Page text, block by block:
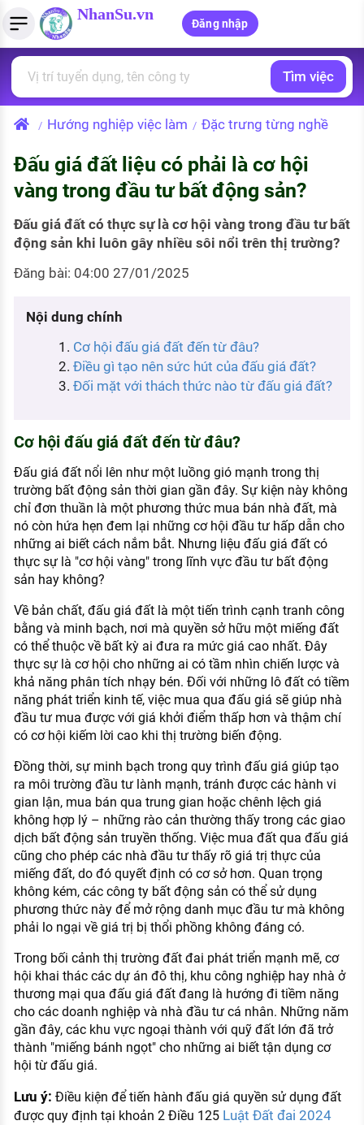
NhanSu.vn
Đăng nhập
Tìm việc làm
Việc làm ngành luật
Việc làm lương cao
Việc làm tốt nhất
CÔNG TY
Nhà tuyển dụng hàng đầu
Quản lý CV
Tải CV lên
Tạo CV trực tuyến
Mẫu CV đơn giản
Tính lương Gross - Net
Tính thuế thu nhập cá nhân
Tính trợ cấp thất nghiệp
PHÁP LUẬT VIỆT NAM
Văn bản pháp luật
PHÁP LUẬT LAO ĐỘNG
Lao động và tiền lương
Bảo hiểm và phúc lợi
Thuế thu nhập
Hồ sơ biểu mẫu
Chính sách lao động
KHÁM PHÁ NGHỀ NGHIỆP
Kỹ năng nghề nghiệp
HƯỚNG NGHIỆP VIỆC LÀM
Đặc trưng từng nghề
Xu hướng việc làm
XÂY DỰNG VÀ PHÁT TRIỂN ĐỘI NGŨ
NHÂN SỰ
TUYỂN DỤNG VIỆC LÀM
Tìm việc
/ Hướng nghiệp việc làm / Đặc trưng từng nghề
Đấu giá đất liệu có phải là cơ hội
vàng trong đầu tư bất động sản?
Đấu giá đất có thực sự là cơ hội vàng trong đầu tư bất
động sản khi luôn gây nhiều sôi nổi trên thị trường?
Đăng bài: 04:00 27/01/2025
Nội dung chính
Cơ hội đấu giá đất đến từ đâu?
Điều gì tạo nên sức hút của đấu giá đất?
Đối mặt với thách thức nào từ đấu giá đất?
Cơ hội đấu giá đất đến từ đâu?
Đấu giá đất nổi lên như một luồng gió mạnh trong thị
trường bất động sản thời gian gần đây. Sự kiện này không
chỉ đơn thuần là một phương thức mua bán nhà đất, mà
nó còn hứa hẹn đem lại những cơ hội đầu tư hấp dẫn cho
những ai biết cách nắm bắt. Nhưng liệu đấu giá đất có
thực sự là "cơ hội vàng" trong lĩnh vực đầu tư bất động
sản hay không?
Về bản chất, đấu giá đất là một tiến trình cạnh tranh công
bằng và minh bạch, nơi mà quyền sở hữu một miếng đất
có thể thuộc về bất kỳ ai đưa ra mức giá cao nhất. Đây
thực sự là cơ hội cho những ai có tầm nhìn chiến lược và
khả năng phân tích nhạy bén. Đối với những lô đất có tiềm
năng phát triển kinh tế, việc mua qua đấu giá sẽ giúp nhà
đầu tư mua được với giá khởi điểm thấp hơn và thậm chí
có cơ hội kiếm lời cao khi thị trường biến động.
Đồng thời, sự minh bạch trong quy trình đấu giá giúp tạo
ra môi trường đầu tư lành mạnh, tránh được các hành vi
gian lận, mua bán qua trung gian hoặc chênh lệch giá
không hợp lý – những rào cản thường thấy trong các giao
dịch bất động sản truyền thống. Việc mua đất qua đấu giá
cũng cho phép các nhà đầu tư thấy rõ giá trị thực của
miếng đất, do đó quyết định có cơ sở hơn. Quan trọng
không kém, các công ty bất động sản có thể sử dụng
phương thức này để mở rộng danh mục đầu tư mà không
phải lo ngại về giá trị bị thổi phồng không đáng có.
Trong bối cảnh thị trường đất đai phát triển mạnh mẽ, cơ
hội khai thác các dự án đô thị, khu công nghiệp hay nhà ở
thương mại qua đấu giá đất đang là hướng đi tiềm năng
cho các doanh nghiệp và nhà đầu tư cá nhân. Những năm
gần đây, các khu vực ngoại thành với quỹ đất lớn đã trở
thành "miếng bánh ngọt" cho những ai biết tận dụng cơ
hội từ đấu giá.
Lưu ý: Điều kiện để tiến hành đấu giá quyền sử dụng đất
được quy định tại khoản 2 Điều 125 Luật Đất đai 2024